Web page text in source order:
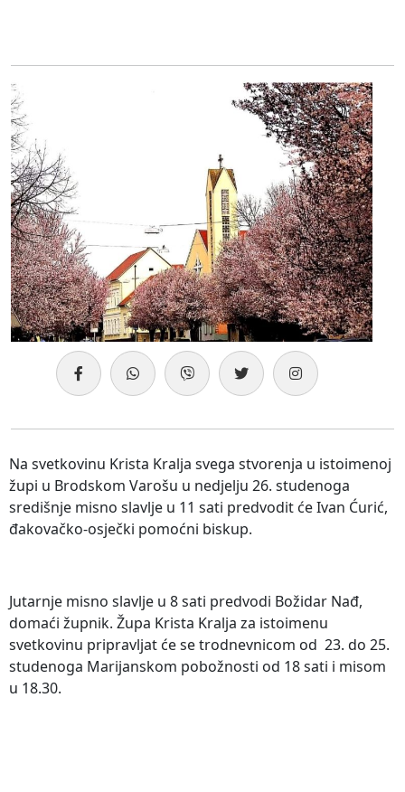
Na svetkovinu Krista Kralja svega stvorenja u istoimenoj
župi u Brodskom Varošu u nedjelju 26. studenoga
središnje misno slavlje u 11 sati predvodit će Ivan Ćurić,
đakovačko-osječki pomoćni biskup.
Jutarnje misno slavlje u 8 sati predvodi Božidar Nađ,
domaći župnik. Župa Krista Kralja za istoimenu
svetkovinu pripravljat će se trodnevnicom od 23. do 25.
studenoga Marijanskom pobožnosti od 18 sati i misom
u 18.30.